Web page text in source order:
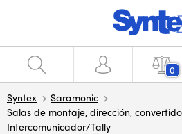
0
Syntex
Saramonic
Salas de montaje, dirección,
Intercomunicador/Tally